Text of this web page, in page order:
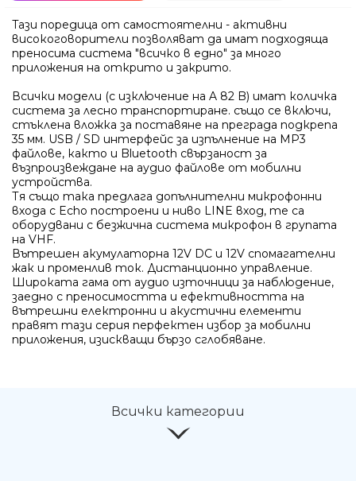
Tази поредица от самостоятелни - активни
високоговорители позволяват да имат подходяща
преносима система "всичко в едно" за много
приложения на открито и закрито.
Всички модели (с изключение на A 82 B) имат количка
система за лесно транспортиране. също се включи,
стъклена вложка за поставяне на преграда подкрепа
35 мм. USB / SD интерфейс за изпълнение на MP3
файлове, както и Bluetooth свързаност за
възпроизвеждане на аудио файлове от мобилни
устройства.
Тя също така предлага допълнителни микрофонни
входа с Echo построени и ниво LINE вход, те са
оборудвани с безжична система микрофон в групата
на VHF.
Вътрешен акумулаторна 12V DC и 12V спомагателни
жак и променлив ток. Дистанционно управление.
Широката гама от аудио източници за наблюдение,
заедно с преносимостта и ефективността на
вътрешни електронни и акустични елементи
правят тази серия перфектен избор за мобилни
приложения, изискващи бързо сглобяване.
Всички категории